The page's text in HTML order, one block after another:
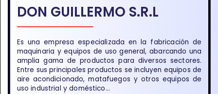
DON GUILLERMO S.R.L
Es una empresa especializada en la fabricación de
maquinaria y equipos de uso general, abarcando una
amplia gama de productos para diversos sectores.
Entre sus principales productos se incluyen equipos de
aire acondicionado, matafuegos y otros equipos de
uso industrial y doméstico...